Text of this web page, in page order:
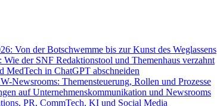
Von der Botschwemme bis zur Kunst des Weglassens
der SNF Redaktionstool und Themenhaus verzahnt
MedTech in ChatGPT abschneiden
Newsrooms: Themensteuerung, Rollen und Prozesse
auf Unternehmenskommunikation und Newsrooms
PR, CommTech, KI und Social Media